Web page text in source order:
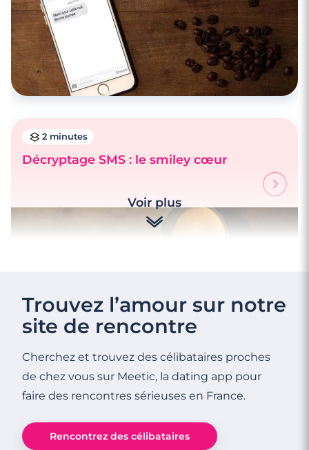
2 minutes
Décryptage SMS : le smiley cœur
Décryptage SMS : "je peux pas, j'ai poney"
Voir plus
Trouvez l’amour sur notre
site de rencontre
Cherchez et trouvez des célibataires proches
de chez vous sur Meetic, la dating app pour
faire des rencontres sérieuses en France.
Rencontrez des célibataires